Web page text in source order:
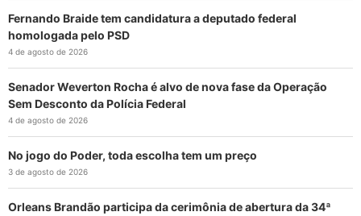
Fernando Braide tem candidatura a deputado federal
homologada pelo PSD
4 de agosto de 2026
Senador Weverton Rocha é alvo de nova fase da Operação
Sem Desconto da Polícia Federal
4 de agosto de 2026
No jogo do Poder, toda escolha tem um preço
3 de agosto de 2026
Orleans Brandão participa da cerimônia de abertura da 34ª